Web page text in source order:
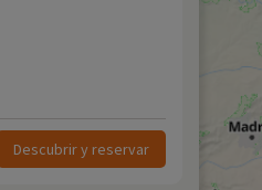
Descubrir y reservar